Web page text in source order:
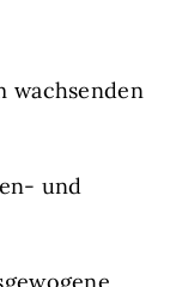
wachsenden
und